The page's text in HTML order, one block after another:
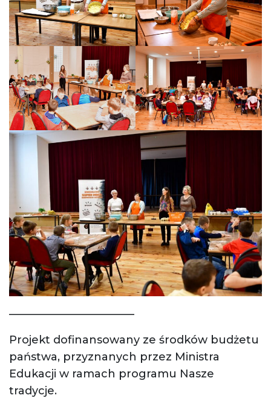
_______________________
Projekt dofinansowany ze środków budżetu
państwa, przyznanych przez Ministra
Edukacji w ramach programu Nasze
tradycje.